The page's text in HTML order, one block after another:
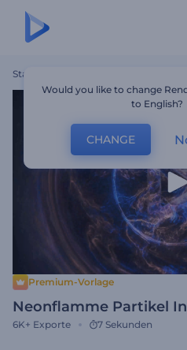
Startseite
Premium-Vorlage
Neonflamme Partikel
6K+ Exporte 7 Sekunden
Would you like to change
to English?
CHANGE